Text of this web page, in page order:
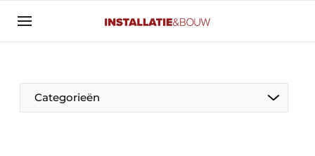
Aanmelden
Banner overzicht
BedrijvenAanmeldenBedankt voor de aanmelding
Categorieën